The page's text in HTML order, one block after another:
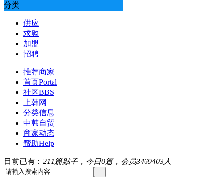
分类
供应
求购
加盟
招聘
推荐商家
首页Portal
社区BBS
上韩网
分类信息
中韩自贸
商家动态
帮助Help
目前已有： 211篇贴子，今日0篇，会员3469403人